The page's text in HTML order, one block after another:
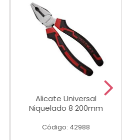
Alicate Universal
Niquelado 8 200mm
Código: 42988